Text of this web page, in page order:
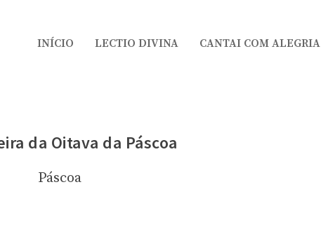
INÍCIO LECTIO DIVINA CANTAI COM ALEGRIA
da Oitava da Páscoa
Páscoa